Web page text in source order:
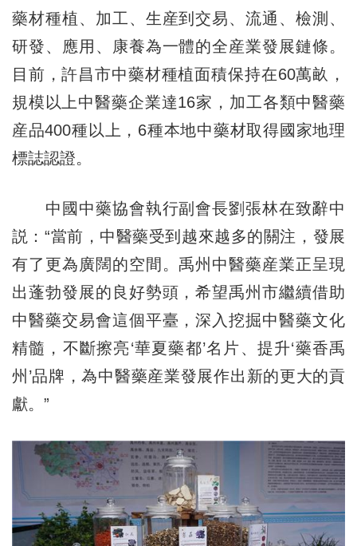
藥材種植、加工、生産到交易、流通、檢測、
研發、應用、康養為一體的全産業發展鏈條。
目前，許昌市中藥材種植面積保持在60萬畝，
規模以上中醫藥企業達16家，加工各類中醫藥
産品400種以上，6種本地中藥材取得國家地理
標誌認證。
中國中藥協會執行副會長劉張林在致辭中
説：“當前，中醫藥受到越來越多的關注，發展
有了更為廣闊的空間。禹州中醫藥産業正呈現
出蓬勃發展的良好勢頭，希望禹州市繼續借助
中醫藥交易會這個平臺，深入挖掘中醫藥文化
精髓，不斷擦亮‘華夏藥都’名片、提升‘藥香禹
州’品牌，為中醫藥産業發展作出新的更大的貢
獻。”